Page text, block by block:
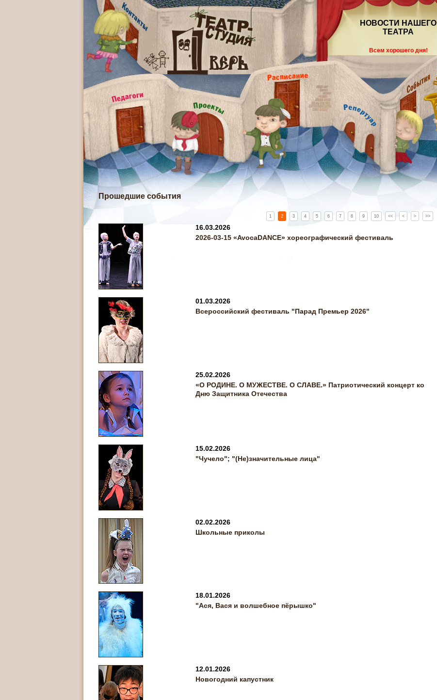
НОВОСТИ НАШЕГО
ТЕАТРА
Всем хорошего дня!
Прошедшие события
1 2 3 4 5 6 7 8 9 10 << < > >>
16.03.2026
2026-03-15 «AvocaDANCE» хореографический фестиваль
01.03.2026
Всероссийский фестиваль "Парад Премьер 2026"
25.02.2026
«О РОДИНЕ. О МУЖЕСТВЕ. О СЛАВЕ.» Патриотический концерт ко
Дню Защитника Отечества
15.02.2026
"Чучело"; "(Не)значительные лица"
02.02.2026
Школьные приколы
18.01.2026
"Ася, Вася и волшебное пёрышко"
12.01.2026
Новогодний капустник